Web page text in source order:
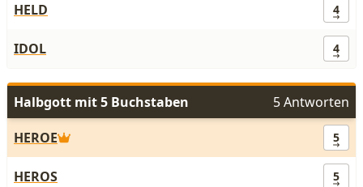
HELD 4
IDOL 4
Halbgott mit 5 Buchstaben
5 Antworten
HEROE
5
HEROS 5